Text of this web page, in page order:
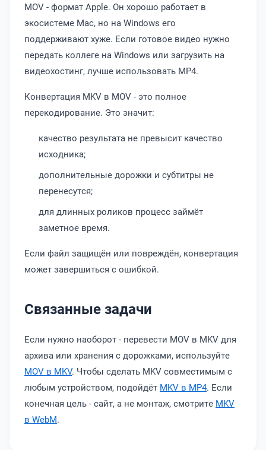
MOV - формат Apple. Он хорошо работает в
экосистеме Mac, но на Windows его
поддерживают хуже. Если готовое видео нужно
передать коллеге на Windows или загрузить на
видеохостинг, лучше использовать MP4.
Конвертация MKV в MOV - это полное
перекодирование. Это значит:
качество результата не превысит качество
исходника;
дополнительные дорожки и субтитры не
перенесутся;
для длинных роликов процесс займёт
заметное время.
Если файл защищён или повреждён, конвертация
может завершиться с ошибкой.
Связанные задачи
Если нужно наоборот - перевести MOV в MKV для
архива или хранения с дорожками, используйте
MOV в MKV. Чтобы сделать MKV совместимым с
любым устройством, подойдёт MKV в MP4. Если
конечная цель - сайт, а не монтаж, смотрите MKV
в WebM.